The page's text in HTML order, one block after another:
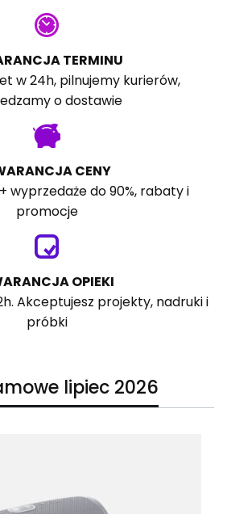
TERMINU
w 24h, pilnujemy kurierów,
o dostawie
CENY
wyprzedaże do 90%, rabaty i
promocje
OPIEKI
Akceptujesz projekty, nadruki i
próbki
lipiec 2026